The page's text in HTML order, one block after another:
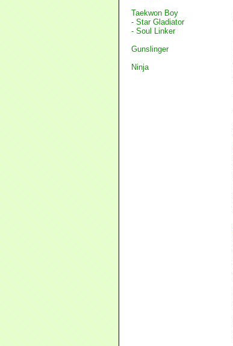
Taekwon Boy
- Star Gladiator
- Soul Linker
Gunslinger
Ninja